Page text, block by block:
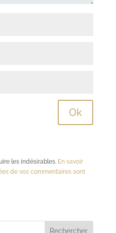
les indésirables. En savoir
de vos commentaires sont